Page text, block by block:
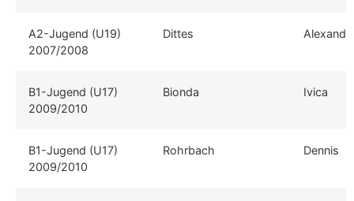
A2-Jugend (U19)
2007/2008
Dittes
B1-Jugend (U17)
2009/2010
Bionda Ivica
B1-Jugend (U17)
2009/2010
Rohrbach Dennis